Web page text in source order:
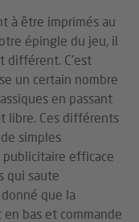
à être imprimés au
épingle du jeu, il
différent. C’est
un certain nombre
en passant
libre. Ces différents
simples
efficace
qui saute
que la
bas et commande